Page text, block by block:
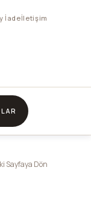
İadeİletişim
Sayfaya Dön